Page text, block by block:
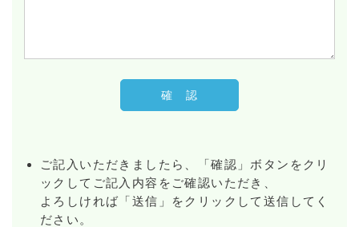
ご記入いただきましたら、「確認」ボタンをクリ
ックしてご記入内容をご確認いただき、
よろしければ「送信」をクリックして送信してく
ださい。